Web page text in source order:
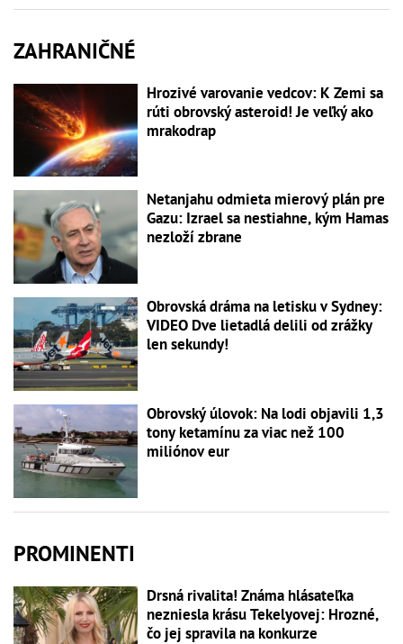
ZAHRANIČNÉ
Hrozivé varovanie vedcov: K Zemi sa
rúti obrovský asteroid! Je veľký ako
mrakodrap
Netanjahu odmieta mierový plán pre
Gazu: Izrael sa nestiahne, kým Hamas
nezloží zbrane
Obrovská dráma na letisku v Sydney:
VIDEO Dve lietadlá delili od zrážky
len sekundy!
Obrovský úlovok: Na lodi objavili 1,3
tony ketamínu za viac než 100
miliónov eur
PROMINENTI
Drsná rivalita! Známa hlásateľka
nezniesla krásu Tekelyovej: Hrozné,
čo jej spravila na konkurze